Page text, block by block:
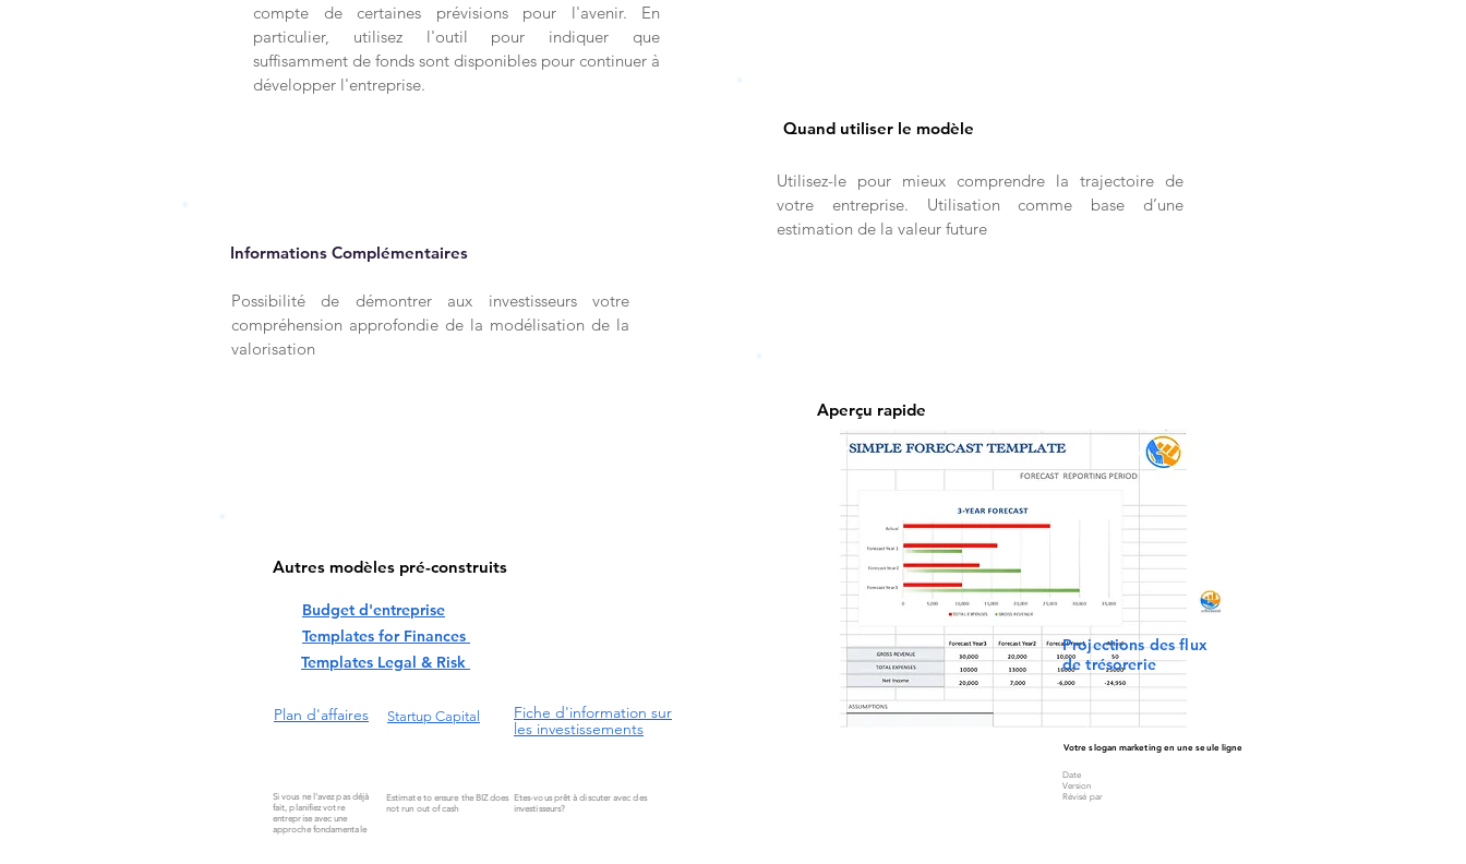
compte de certaines prévisions pour l'avenir. En
particulier, utilisez l'outil pour indiquer que
suffisamment de fonds sont disponibles pour continuer à
développer l'entreprise.
Informations Complémentaires
Possibilité de démontrer aux investisseurs votre
compréhension approfondie de la modélisation de la
valorisation
Autres modèles pré-construits
Budget d'entreprise
Templates for Finances
Templates Legal & Risk
Plan d'affaires Startup Capital
Fiche d'information sur
les investissements
Si vous ne l'avez pas déjà
fait, planifiez votre
entreprise avec une
approche fondamentale
Estimate to ensure the BIZ does
not run out of cash
Etes-vous prêt à discuter avec des
investisseurs?
Quand utiliser le modèle
Utilisez-le pour mieux comprendre la trajectoire de
votre entreprise. Utilisation comme base d’une
estimation de la valeur future
Aperçu rapide
Projections des flux
de trésorerie
Votre slogan marketing en une seule ligne
Date
Version
Révisé par